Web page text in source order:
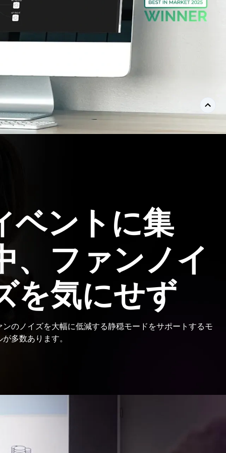
ベントに集
、ファンノイ
を気にせず
ンのノイズを大幅に低減する静穏モードをサポートするモ
が多数あります。